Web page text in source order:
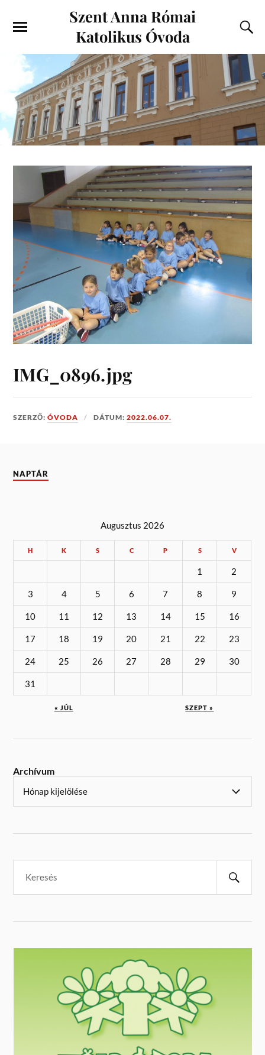
Szent Anna Római
Katolikus Óvoda
IMG_0896.jpg
SZERZŐ:ÓVODA DÁTUM:2022.06.07.
NAPTÁR
Augusztus 2026
H K S C P S V
1 2
3 4 5 6 7 8 9
10 11 12 13 14 15 16
17 18 19 20 21 22 23
24 25 26 27 28 29 30
31
« JÚL SZEPT »
Archívum